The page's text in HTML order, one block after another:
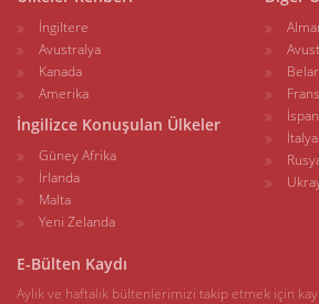
İngiltere
Avustralya
Kanada
Amerika
İngilizce Konuşulan Ülkeler
Güney Afrika
İrlanda
Malta
Yeni Zelanda
İtalya
E-Bülten Kaydı
Aylık ve haftalık bültenlerimizi takip etmek için